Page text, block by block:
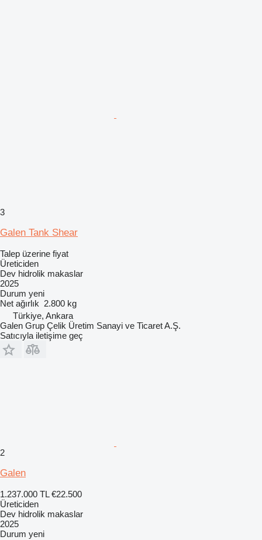
3
Galen Tank Shear
Talep üzerine fiyat
Üreticiden
Dev hidrolik makaslar
2025
Durum yeni
Net ağırlık 2.800 kg
Türkiye, Ankara
Galen Grup Çelik Üretim Sanayi ve Ticaret A.Ş.
Satıcıyla iletişime geç
2
Galen
1.237.000 TL €22.500
Üreticiden
Dev hidrolik makaslar
2025
Durum yeni